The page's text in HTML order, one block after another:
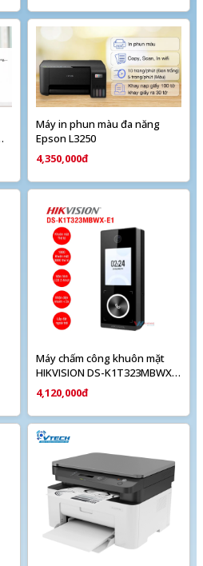
Máy in phun màu đa năng
Epson L3250
4,350,000đ
Máy chấm công khuôn mặt
HIKVISION DS-K1T323MBWX-
E1
4,120,000đ